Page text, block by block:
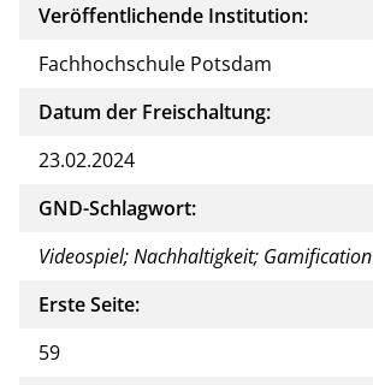
Veröffentlichende Institution:
Fachhochschule Potsdam
Datum der Freischaltung:
23.02.2024
GND-Schlagwort:
Videospiel; Nachhaltigkeit; Gamification
Erste Seite:
59